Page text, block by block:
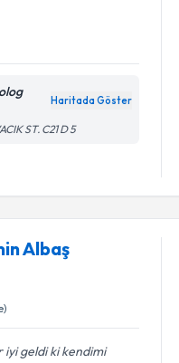
Haritada Göster
ST. C21 D 5
Albaş
iyi geldi ki kendimi